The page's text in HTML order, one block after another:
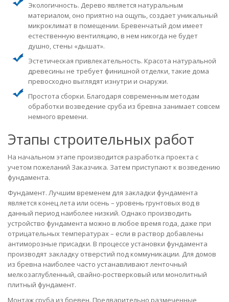
Экологичность. Дерево является натуральным
материалом, оно приятно на ощупь, создает уникальный
микроклимат в помещении. Бревенчатый дом имеет
естественную вентиляцию, в нем никогда не будет
душно, стены «дышат».
Эстетическая привлекательность. Красота натуральной
древесины не требует финишной отделки, такие дома
превосходно выглядят изнутри и снаружи.
Простота сборки. Благодаря современным методам
обработки возведение сруба из бревна занимает совсем
немного времени.
Этапы строительных работ
На начальном этапе производится разработка проекта с
учетом пожеланий Заказчика. Затем приступают к возведению
фундамента.
Фундамент. Лучшим временем для закладки фундамента
является конец лета или осень – уровень грунтовых вод в
данный период наиболее низкий. Однако производить
устройство фундамента можно в любое время года, даже при
отрицательных температурах – если в раствор добавлены
антиморозные присадки. В процессе установки фундамента
производят закладку отверстий под коммуникации. Для домов
из бревна наиболее часто устанавливают ленточный
мелкозаглубленный, свайно-ростверковый или монолитный
плитный фундамент.
Монтаж сруба из бревен. Предварительно размеченные